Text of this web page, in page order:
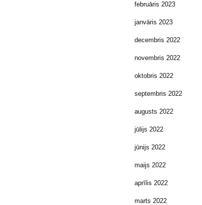
februāris 2023
janvāris 2023
decembris 2022
novembris 2022
oktobris 2022
septembris 2022
augusts 2022
jūlijs 2022
jūnijs 2022
maijs 2022
aprīlis 2022
marts 2022